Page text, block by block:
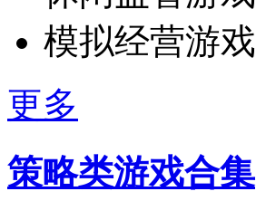
模拟经营游戏
更多
策略类游戏合集